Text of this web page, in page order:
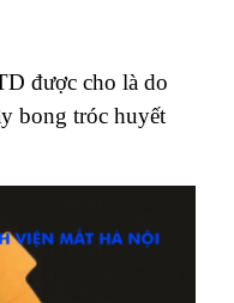
được cho là do
bong tróc huyết